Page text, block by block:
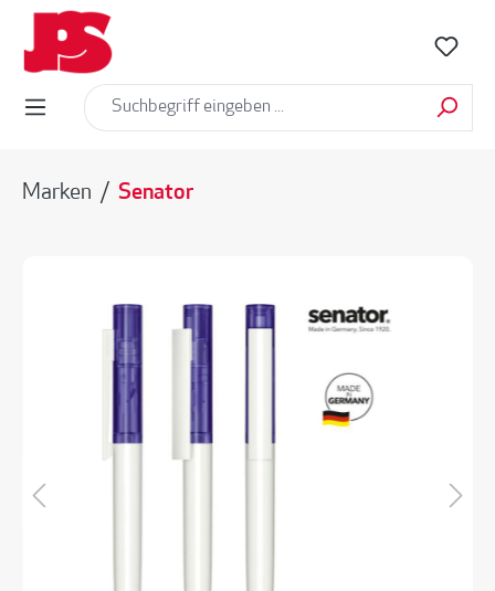
springen
Marken / Senator